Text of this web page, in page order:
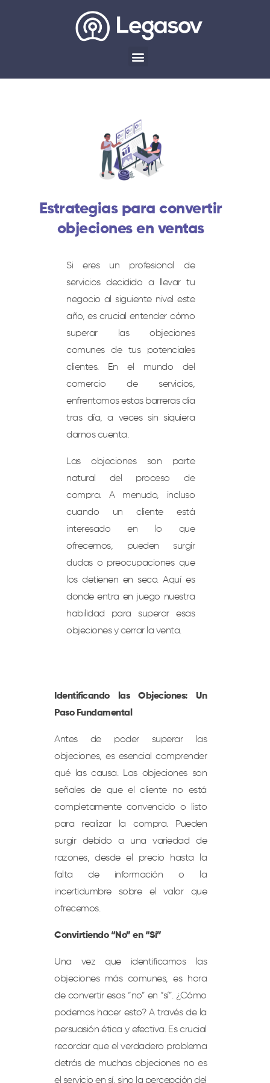
Estrategias para convertir
objeciones en ventas
Si eres un profesional de
servicios decidido a llevar tu
negocio al siguiente nivel este
año, es crucial entender cómo
superar las objeciones
comunes de tus potenciales
clientes. En el mundo del
comercio de servicios,
enfrentamos estas barreras día
tras día, a veces sin siquiera
darnos cuenta.
Las objeciones son parte
natural del proceso de
compra. A menudo, incluso
cuando un cliente está
interesado en lo que
ofrecemos, pueden surgir
dudas o preocupaciones que
los detienen en seco. Aquí es
donde entra en juego nuestra
habilidad para superar esas
objeciones y cerrar la venta.
Identificando las Objeciones: Un
Paso Fundamental
Antes de poder superar las
objeciones, es esencial comprender
qué las causa. Las objeciones son
señales de que el cliente no está
completamente convencido o listo
para realizar la compra. Pueden
surgir debido a una variedad de
razones, desde el precio hasta la
falta de información o la
incertidumbre sobre el valor que
ofrecemos.
Convirtiendo “No” en “Sí”
Una vez que identificamos las
objeciones más comunes, es hora
de convertir esos “no” en “sí”. ¿Cómo
podemos hacer esto? A través de la
persuasión ética y efectiva. Es crucial
recordar que el verdadero problema
detrás de muchas objeciones no es
el servicio en sí, sino la percepción del